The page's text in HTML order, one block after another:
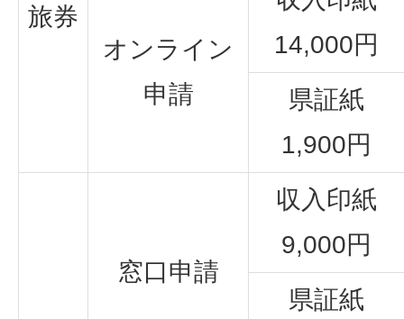
旅券
オンライン
申請
14,000円
県証紙
1,900円
窓口申請
収入印紙
9,000円
県証紙